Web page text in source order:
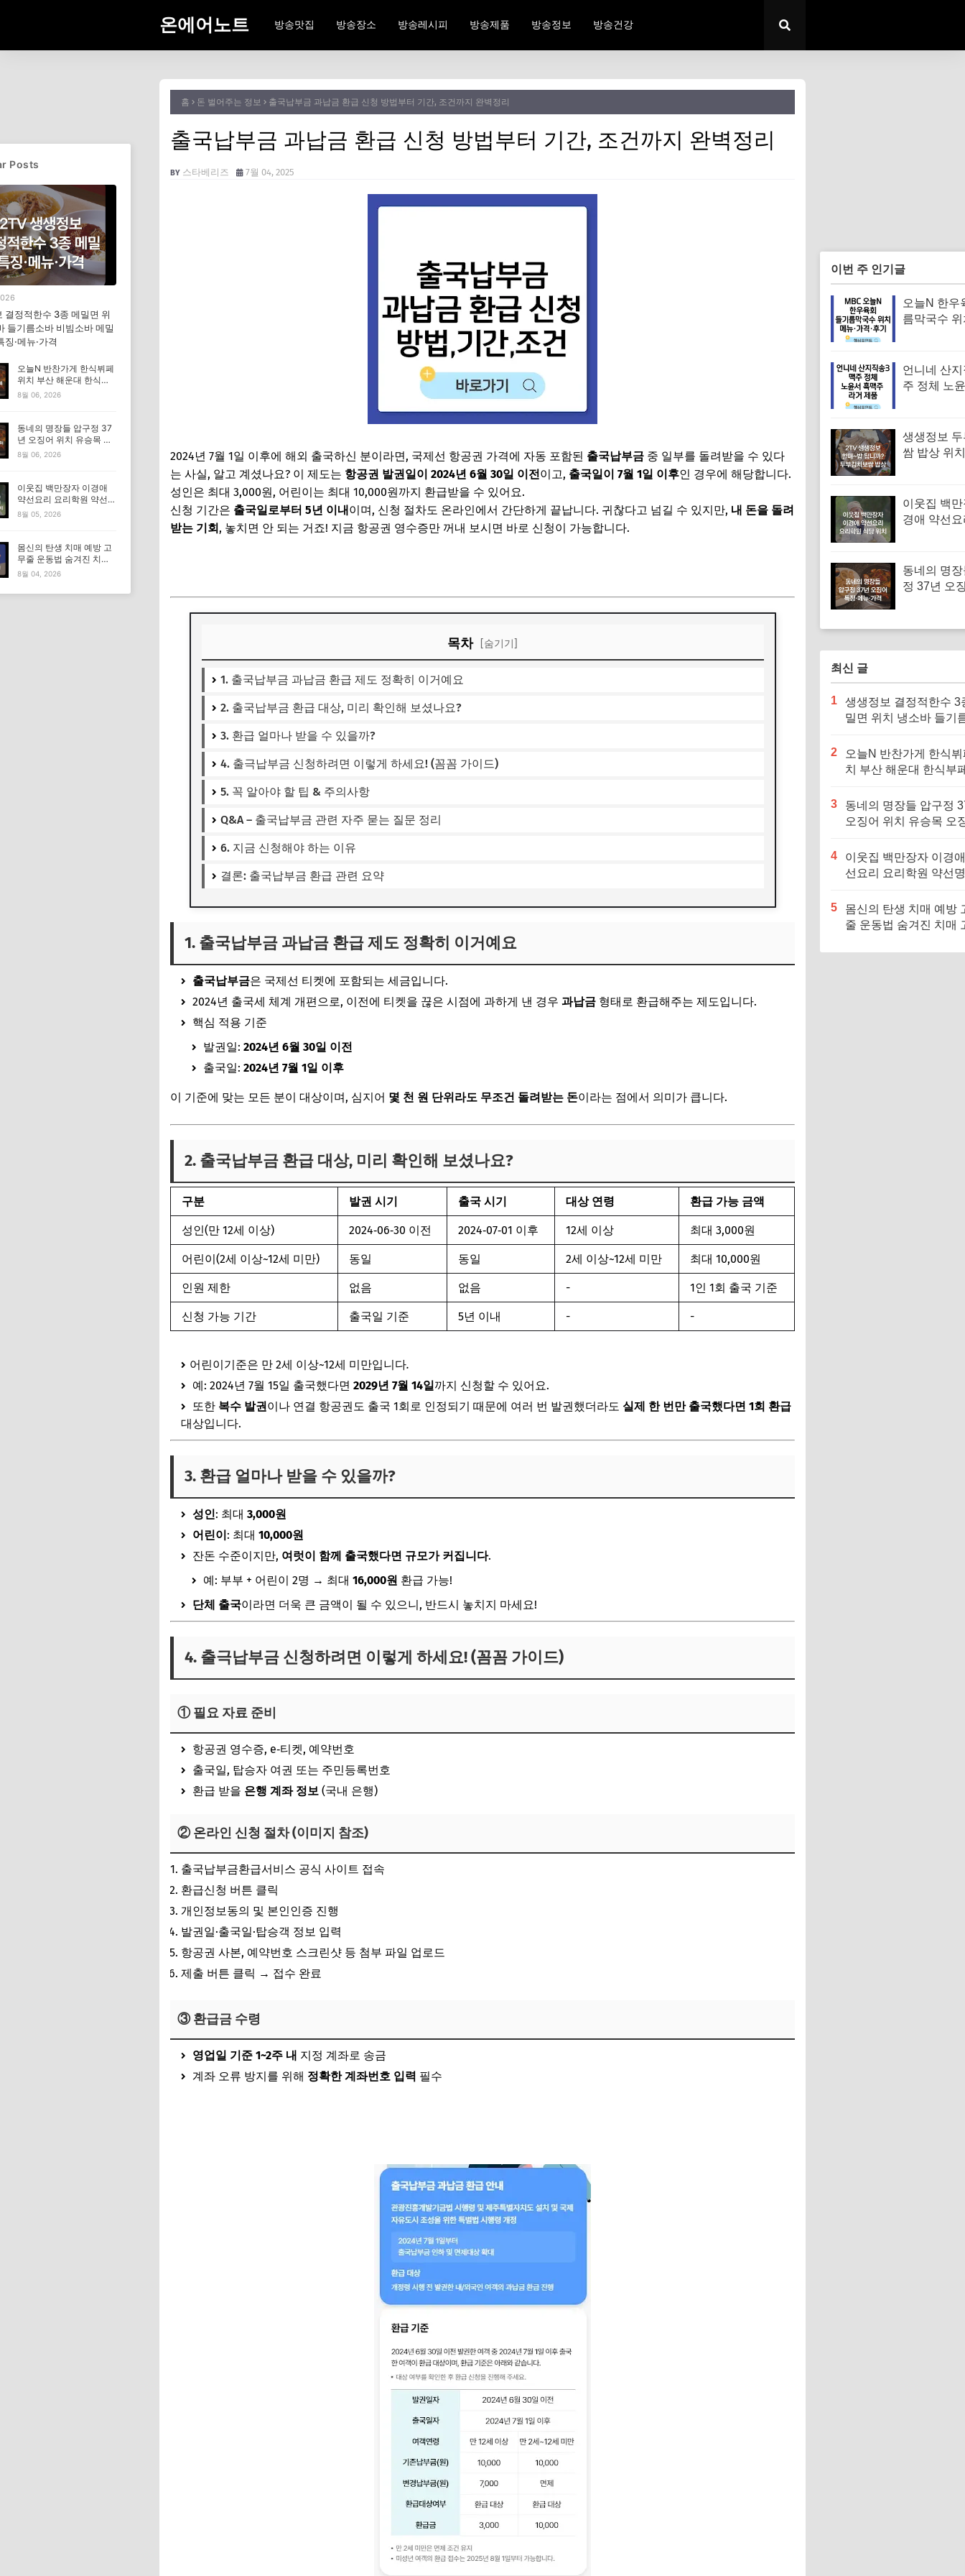
온에어노트 방송맛집 방송장소 방송레시피 방송제품 방송정보 방송건강
홈 돈 벌어주는 정보 출국납부금 과납금 환급 신청 방법부터 기간, 조건까지 완벽정리
출국납부금 과납금 환급 신청 방법부터 기간, 조건까지 완벽정리
스타베리즈 7월 04, 2025
2024년 7월 1일 이후에 해외 출국하신 분이라면, 국제선 항공권 가격에 자동 포함된 출국납부금 중 일부를 돌려받을 수 있다
는 사실, 알고 계셨나요? 이 제도는 항공권 발권일이 2024년 6월 30일 이전이고, 출국일이 7월 1일 이후인 경우에 해당합니다.
성인은 최대 3,000원, 어린이는 최대 10,000원까지 환급받을 수 있어요.
신청 기간은 출국일로부터 5년 이내이며, 신청 절차도 온라인에서 간단하게 끝납니다. 귀찮다고 넘길 수 있지만, 내 돈을 돌려
받는 기회, 놓치면 안 되는 거죠! 지금 항공권 영수증만 꺼내 보시면 바로 신청이 가능합니다.
목차 [숨기기]
1. 출국납부금 과납금 환급 제도 정확히 이거예요
2. 출국납부금 환급 대상, 미리 확인해 보셨나요?
3. 환급 얼마나 받을 수 있을까?
4. 출극납부금 신청하려면 이렇게 하세요! (꼼꼼 가이드)
5. 꼭 알아야 할 팁 & 주의사항
Q&A – 출국납부금 관련 자주 묻는 질문 정리
6. 지금 신청해야 하는 이유
결론: 출국납부금 환급 관련 요약
1. 출국납부금 과납금 환급 제도 정확히 이거예요
출국납부금은 국제선 티켓에 포함되는 세금입니다.
2024년 출국세 체계 개편으로, 이전에 티켓을 끊은 시점에 과하게 낸 경우 과납금 형태로 환급해주는 제도입니다.
핵심 적용 기준
발권일: 2024년 6월 30일 이전
출국일: 2024년 7월 1일 이후
이 기준에 맞는 모든 분이 대상이며, 심지어 몇 천 원 단위라도 무조건 돌려받는 돈이라는 점에서 의미가 큽니다.
2. 출국납부금 환급 대상, 미리 확인해 보셨나요?
구분 발권 시기 출국 시기 대상 연령 환급 가능 금액
성인(만 12세 이상) 2024‑06‑30 이전 2024‑07‑01 이후 12세 이상 최대 3,000원
어린이(2세 이상~12세 미만) 동일 동일 2세 이상~12세 미만 최대 10,000원
인원 제한 없음 없음 - 1인 1회 출국 기준
신청 가능 기간 출국일 기준 5년 이내 - -
어린이기준은 만 2세 이상~12세 미만입니다.
예: 2024년 7월 15일 출국했다면 2029년 7월 14일까지 신청할 수 있어요.
또한 복수 발권이나 연결 항공권도 출국 1회로 인정되기 때문에 여러 번 발권했더라도 실제 한 번만 출국했다면 1회 환급
대상입니다.
3. 환급 얼마나 받을 수 있을까?
성인: 최대 3,000원
어린이: 최대 10,000원
잔돈 수준이지만, 여럿이 함께 출국했다면 규모가 커집니다.
예: 부부 + 어린이 2명 → 최대 16,000원 환급 가능!
단체 출국이라면 더욱 큰 금액이 될 수 있으니, 반드시 놓치지 마세요!
4. 출극납부금 신청하려면 이렇게 하세요! (꼼꼼 가이드)
① 필요 자료 준비
항공권 영수증, e‑티켓, 예약번호
출국일, 탑승자 여권 또는 주민등록번호
환급 받을 은행 계좌 정보 (국내 은행)
② 온라인 신청 절차 (이미지 참조)
출국납부금환급서비스 공식 사이트 접속
환급신청 버튼 클릭
개인정보동의 및 본인인증 진행
발권일·출국일·탑승객 정보 입력
항공권 사본, 예약번호 스크린샷 등 첨부 파일 업로드
제출 버튼 클릭 → 접수 완료
③ 환급금 수령
영업일 기준 1~2주 내 지정 계좌로 송금
계좌 오류 방지를 위해 정확한 계좌번호 입력 필수
이번 주 인기글
오늘N 한우
름막국수
후기 (오늘
는날)
언니네 산
주 정체 노
생생정보
쌈 밥상 위
밥됩니까)
이웃집 백
경애 약선
보
동네의 명
정 37년 오
음 특징·메
최신 글
1
생생정보 결정적한수 3
밀면 위치 냉소바 들기
징·메뉴·가격
2
오늘N 반찬가게 한식
치 부산 해운대 한식부
장인)
3
동네의 명장들 압구정
오징어 위치 유승목 오
음 특징·메뉴·가격
4
이웃집 백만장자 이경
선요리 요리학원 약선
5
몸신의 탄생 치매 예방
줄 운동법 숨겨진 치매
Posts
결정적한수 3종 메밀면 위
들기름소바 비빔소바 메밀
징·메뉴·가격
오늘N 반찬가게 한식뷔페
위치 부산 해운대 한식부
페 특징·메뉴·가격 (우리동
8월 06, 2026
동네의 명장들 압구정 37
년 오징어 위치 유승목 오
징어불고기 오징어튀김 오
8월 06, 2026
이웃집 백만장자 이경애
약선요리 요리학원 약선명
장 식당 위치 요리연구소
8월 05, 2026
몸신의 탄생 치매 예방 고
무줄 운동법 숨겨진 치매
고위험군｜포스파티딜세
8월 04, 2026